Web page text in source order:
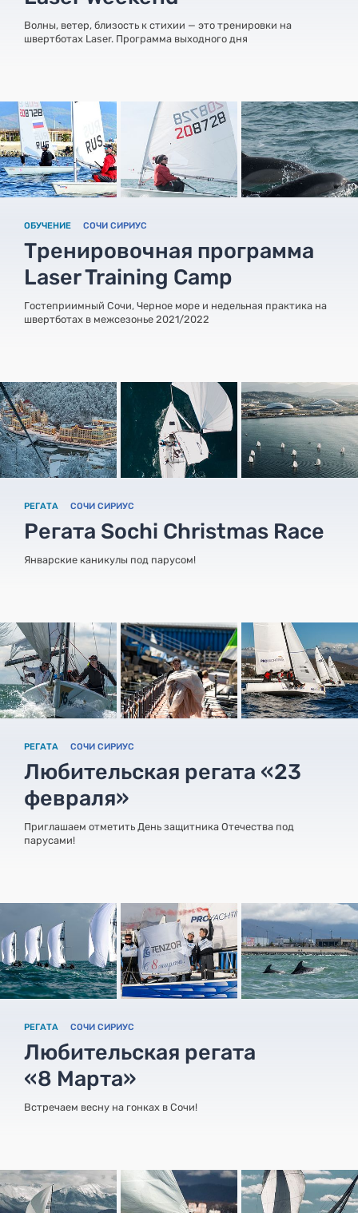
Волны, ветер, близость к стихии — это тренировки на
швертботах Laser. Программа выходного дня
ОБУЧЕНИЕ СОЧИ СИРИУС
Тренировочная программа
Laser Training Camp
Гостеприимный Сочи, Черное море и недельная практика на
швертботах в межсезонье 2021/2022
РЕГАТА СОЧИ СИРИУС
Регата Sochi Christmas Race
Январские каникулы под парусом!
РЕГАТА СОЧИ СИРИУС
Любительская регата «23
февраля»
Приглашаем отметить День защитника Отечества под
парусами!
РЕГАТА СОЧИ СИРИУС
Любительская регата
«8 Марта»
Встречаем весну на гонках в Сочи!